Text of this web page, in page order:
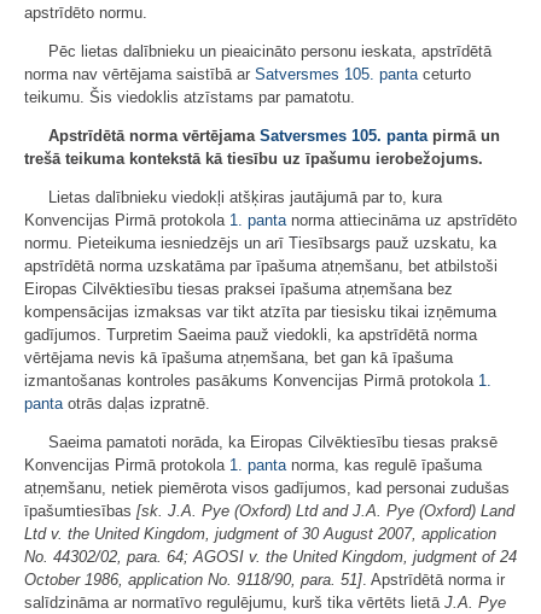
apstrīdēto normu.
Pēc lietas dalībnieku un pieaicināto personu ieskata, apstrīdētā
norma nav vērtējama saistībā ar Satversmes 105. panta ceturto
teikumu. Šis viedoklis atzīstams par pamatotu.
Apstrīdētā norma vērtējama Satversmes 105. panta pirmā un
trešā teikuma kontekstā kā tiesību uz īpašumu ierobežojums.
Lietas dalībnieku viedokļi atšķiras jautājumā par to, kura
Konvencijas Pirmā protokola 1. panta norma attiecināma uz apstrīdēto
normu. Pieteikuma iesniedzējs un arī Tiesībsargs pauž uzskatu, ka
apstrīdētā norma uzskatāma par īpašuma atņemšanu, bet atbilstoši
Eiropas Cilvēktiesību tiesas praksei īpašuma atņemšana bez
kompensācijas izmaksas var tikt atzīta par tiesisku tikai izņēmuma
gadījumos. Turpretim Saeima pauž viedokli, ka apstrīdētā norma
vērtējama nevis kā īpašuma atņemšana, bet gan kā īpašuma
izmantošanas kontroles pasākums Konvencijas Pirmā protokola 1.
panta otrās daļas izpratnē.
Saeima pamatoti norāda, ka Eiropas Cilvēktiesību tiesas praksē
Konvencijas Pirmā protokola 1. panta norma, kas regulē īpašuma
atņemšanu, netiek piemērota visos gadījumos, kad personai zudušas
īpašumtiesības [sk. J.A. Pye (Oxford) Ltd and J.A. Pye (Oxford) Land
Ltd v. the United Kingdom, judgment of 30 August 2007, application
No. 44302/02, para. 64; AGOSI v. the United Kingdom, judgment of 24
October 1986, application No. 9118/90, para. 51] . Apstrīdētā norma ir
salīdzināma ar normatīvo regulējumu, kurš tika vērtēts lietā J.A. Pye